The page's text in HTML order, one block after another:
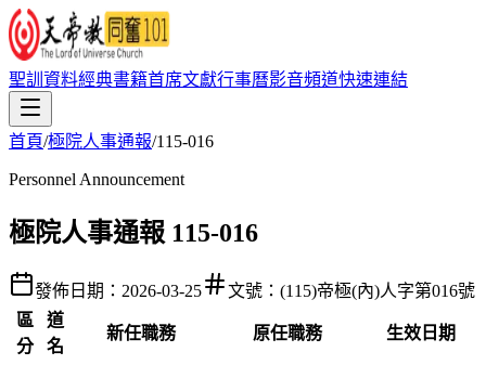
聖訓資料經典書籍首席文獻行事曆影音頻道快速連結
首頁/極院人事通報/115-016
Personnel Announcement
極院人事通報 115-016
發佈日期： 2026-03-25 文號： (115)帝極(內)人字第016號
區
分
道
名
新任職務 原任職務 生效日期